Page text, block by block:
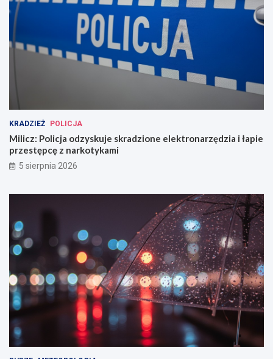
KRADZIEŻ POLICJA
Milicz: Policja odzyskuje skradzione elektronarzędzia i łapie
przestępcę z narkotykami
5 sierpnia 2026